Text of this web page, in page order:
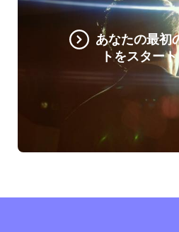
あなたの最初
トをスター